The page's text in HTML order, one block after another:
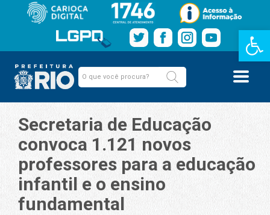
Barra de
Secretaria de Educação
convoca 1.121 novos
professores para a educação
infantil e o ensino
fundamental